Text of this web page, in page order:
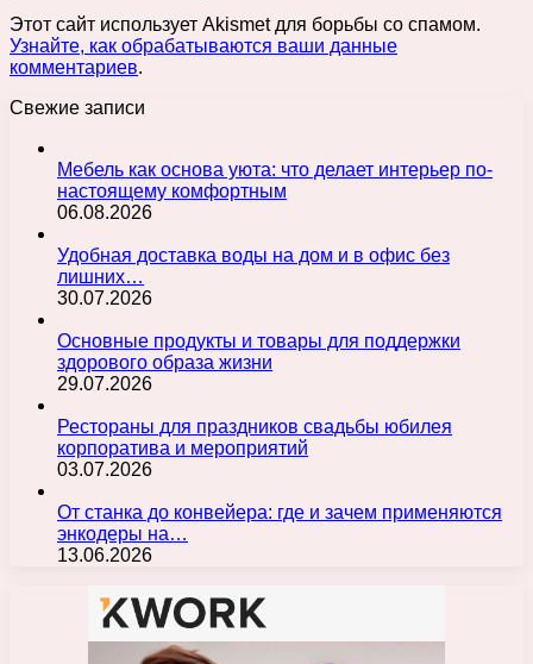
Этот сайт использует Akismet для борьбы со спамом.
Узнайте, как обрабатываются ваши данные
комментариев.
Свежие записи
Мебель как основа уюта: что делает интерьер по-
настоящему комфортным
06.08.2026
Удобная доставка воды на дом и в офис без
лишних…
30.07.2026
Основные продукты и товары для поддержки
здорового образа жизни
29.07.2026
Рестораны для праздников свадьбы юбилея
корпоратива и мероприятий
03.07.2026
От станка до конвейера: где и зачем применяются
энкодеры на…
13.06.2026